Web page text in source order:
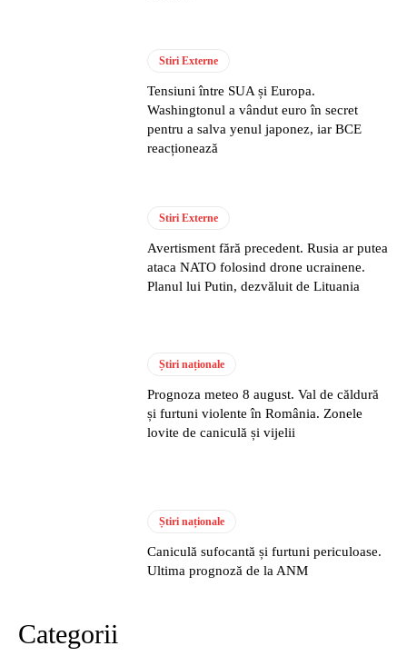
Stiri Externe
Tensiuni între SUA și Europa.
Washingtonul a vândut euro în secret
pentru a salva yenul japonez, iar BCE
reacționează
Stiri Externe
Avertisment fără precedent. Rusia ar putea
ataca NATO folosind drone ucrainene.
Planul lui Putin, dezvăluit de Lituania
Știri naționale
Prognoza meteo 8 august. Val de căldură
și furtuni violente în România. Zonele
lovite de caniculă și vijelii
Știri naționale
Caniculă sufocantă și furtuni periculoase.
Ultima prognoză de la ANM
Categorii